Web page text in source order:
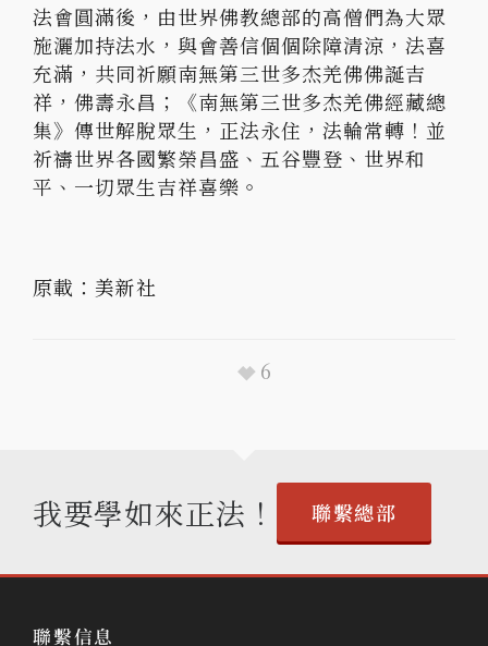
法會圓滿後，由世界佛教總部的高僧們為大眾
施灑加持法水，與會善信個個除障清涼，法喜
充滿，共同祈願南無第三世多杰羌佛佛誕吉
祥，佛壽永昌；《南無第三世多杰羌佛經藏總
集》傳世解脫眾生，正法永住，法輪常轉！並
祈禱世界各國繁榮昌盛、五谷豐登、世界和
平、一切眾生吉祥喜樂。
原載： 美新社
6
我要學如來正法！ 聯繫總部
聯繫信息